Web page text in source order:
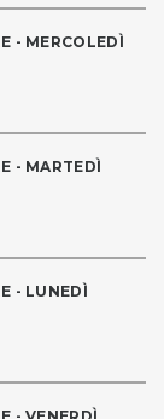
- MERCOLEDÌ
- MARTEDÌ
- LUNEDÌ